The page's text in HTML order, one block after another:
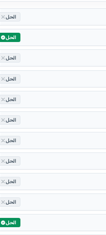
الحل
الحل
الحل
الحل
الحل
الحل
الحل
الحل
الحل
الحل
الحل